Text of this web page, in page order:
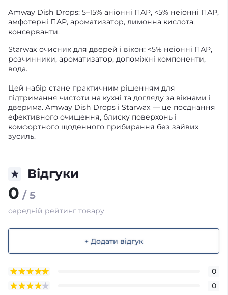
Amway Dish Drops: 5–15% аніонні ПАР, <5% неіонні ПАР,
амфотерні ПАР, ароматизатор, лимонна кислота,
консерванти.
Starwax очисник для дверей і вікон: <5% неіонні ПАР,
розчинники, ароматизатор, допоміжні компоненти,
вода.
Цей набір стане практичним рішенням для
підтримання чистоти на кухні та догляду за вікнами і
дверима. Amway Dish Drops і Starwax — це поєднання
ефективного очищення, блиску поверхонь і
комфортного щоденного прибирання без зайвих
зусиль.
Відгуки
0 / 5
середній рейтинг товару
+ Додати відгук
0
0